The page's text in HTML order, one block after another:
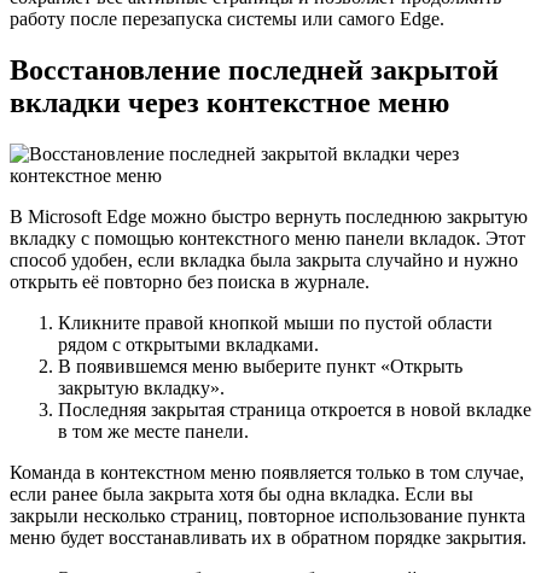
работу после перезапуска системы или самого Edge.
Восстановление последней закрытой
вкладки через контекстное меню
В Microsoft Edge можно быстро вернуть последнюю закрытую
вкладку с помощью контекстного меню панели вкладок. Этот
способ удобен, если вкладка была закрыта случайно и нужно
открыть её повторно без поиска в журнале.
Кликните правой кнопкой мыши по пустой области
рядом с открытыми вкладками.
В появившемся меню выберите пункт «Открыть
закрытую вкладку».
Последняя закрытая страница откроется в новой вкладке
в том же месте панели.
Команда в контекстном меню появляется только в том случае,
если ранее была закрыта хотя бы одна вкладка. Если вы
закрыли несколько страниц, повторное использование пункта
меню будет восстанавливать их в обратном порядке закрытия.